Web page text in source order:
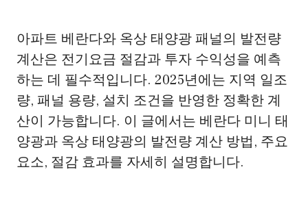
아파트 베란다와 옥상 태양광 패널의 발전량
계산은 전기요금 절감과 투자 수익성을 예측
하는 데 필수적입니다. 2025년에는 지역 일조
량, 패널 용량, 설치 조건을 반영한 정확한 계
산이 가능합니다. 이 글에서는 베란다 미니 태
양광과 옥상 태양광의 발전량 계산 방법, 주요
요소, 절감 효과를 자세히 설명합니다.